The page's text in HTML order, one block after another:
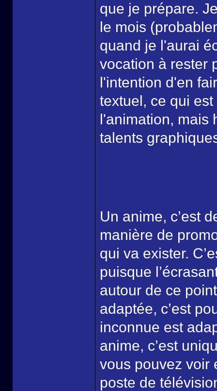
que je prépare.
le mois
quand je l'aurai
vocation à rester
l'intention d'en
textuel, ce qui
l'animation, mais
talents
Un anime, c’est
manière de
qui va exister.
puisque
autour de ce
adaptée, c’est
inconnue est
anime, c’est
vous pouvez voir
poste de